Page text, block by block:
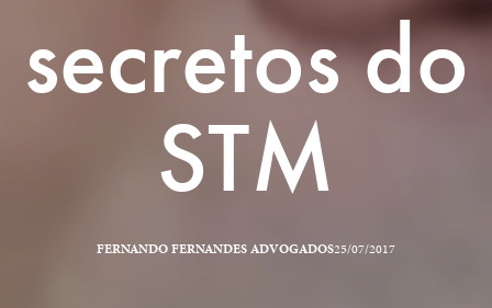
secretos do
STM
FERNANDO FERNANDES ADVOGADOS25/07/2017